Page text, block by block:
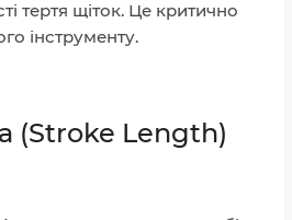
тертя щіток. Це критично
інструменту.
(Stroke Length)